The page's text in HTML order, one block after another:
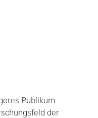
Publikum
der